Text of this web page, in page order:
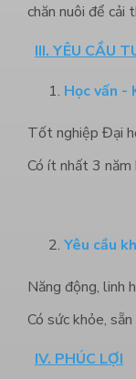
chăn nuôi để cải
III. YÊU CẦU
Học vấn -
Tốt nghiệp Đại
Có ít nhất 3 năm
Yêu cầu
Năng động, linh
Có sức khỏe,
IV. PHÚC LỢI